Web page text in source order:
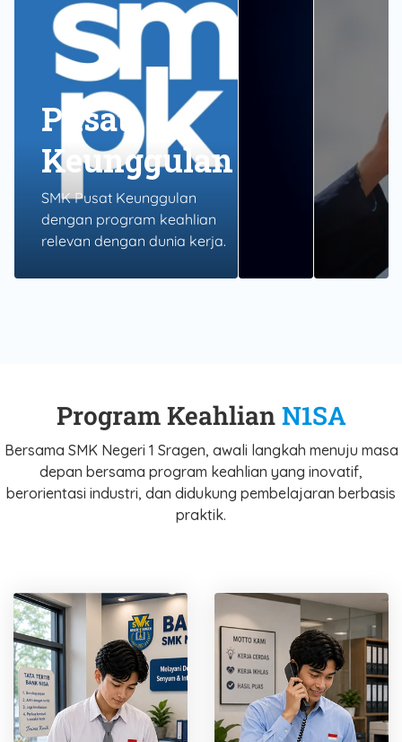
Pusat
Keunggulan
SMK Pusat Keunggulan
dengan program keahlian
relevan dengan dunia kerja.
Program KeahlianN1SA
Bersama SMK Negeri 1 Sragen, awali langkah menuju masa
depan bersama program keahlian yang inovatif,
berorientasi industri, dan didukung pembelajaran berbasis
praktik.